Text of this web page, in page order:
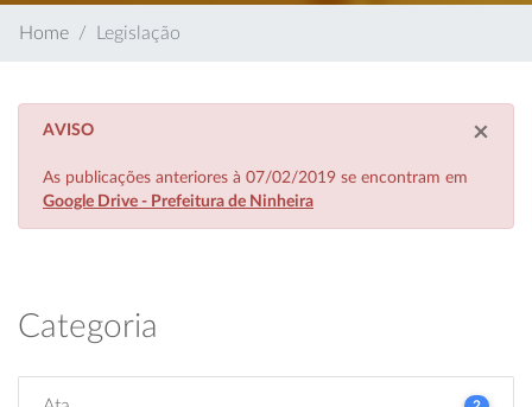
Home Legislação
×
AVISO
As publicações anteriores à 07/02/2019 se encontram em
Google Drive - Prefeitura de Ninheira
Categoria